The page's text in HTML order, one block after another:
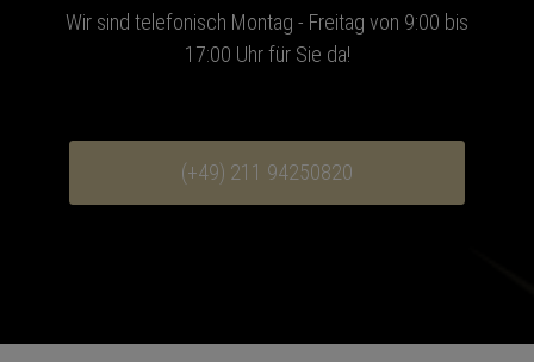
Wir sind telefonisch Montag - Freitag von 9:00 bis
17:00 Uhr für Sie da!
(+49) 211 94250820